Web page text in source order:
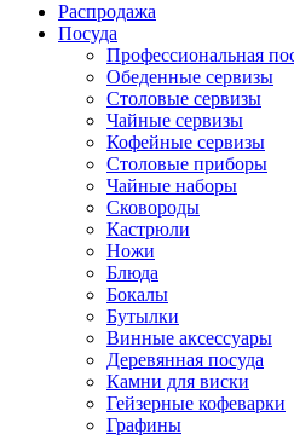
Распродажа
Посуда
Профессиональная
Обеденные сервизы
Столовые сервизы
Чайные сервизы
Кофейные сервизы
Столовые приборы
Чайные наборы
Сковороды
Кастрюли
Ножи
Блюда
Бокалы
Бутылки
Винные аксессуары
Деревянная посуда
Камни для виски
Гейзерные кофеварки
Графины